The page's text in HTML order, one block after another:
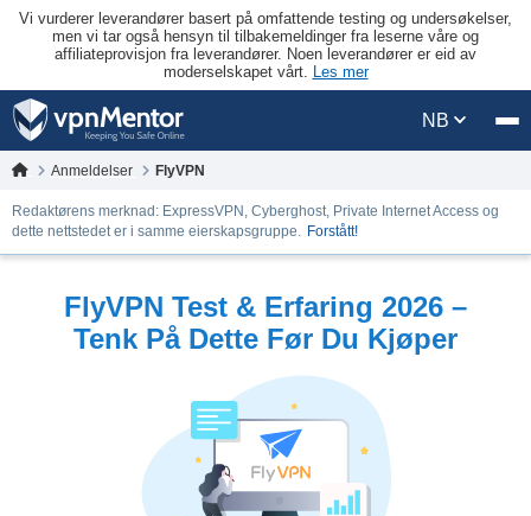
Vi vurderer leverandører basert på omfattende testing og undersøkelser,
men vi tar også hensyn til tilbakemeldinger fra leserne våre og
affiliateprovisjon fra leverandører. Noen leverandører er eid av
moderselskapet vårt. Les mer
NB
Anmeldelser FlyVPN
Redaktørens merknad: ExpressVPN, Cyberghost, Private Internet Access og
dette nettstedet er i samme eierskapsgruppe. Forstått!
FlyVPN Test & Erfaring 2026 –
Tenk På Dette Før Du Kjøper